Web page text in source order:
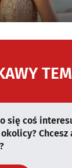
się coś
Chcesz